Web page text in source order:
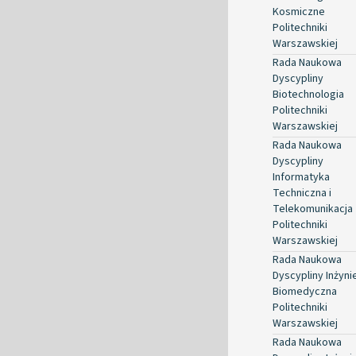
Kosmiczne
Politechniki
Warszawskiej
Rada Naukowa
Dyscypliny
Biotechnologia
Politechniki
Warszawskiej
Rada Naukowa
Dyscypliny
Informatyka
Techniczna i
Telekomunikacja
Politechniki
Warszawskiej
Rada Naukowa
Dyscypliny
Biomedyczna
Politechniki
Warszawskiej
Rada Naukowa